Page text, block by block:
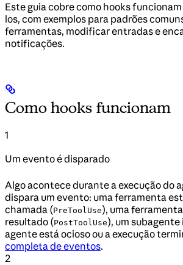
Este guia cobre como hooks
los, com exemplos para padrões
ferramentas, modificar entradas e
notificações.
Como hooks funcionam
1
Um evento é disparado
Algo acontece durante a execução do
dispara um evento: uma ferramenta
chamada (PreToolUse), uma
resultado (PostToolUse), um subagente
agente está ocioso ou a execução
completa de eventos.
2